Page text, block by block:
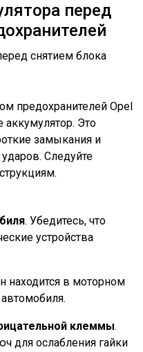
перед
предохранителей Opel
аккумулятор. Это
замыкания и
Следуйте
. Убедитесь, что
устройства
находится в моторном
клеммы.
для ослабления гайки